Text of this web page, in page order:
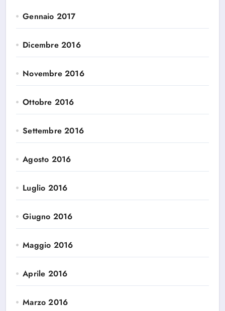
Gennaio 2017
Dicembre 2016
Novembre 2016
Ottobre 2016
Settembre 2016
Agosto 2016
Luglio 2016
Giugno 2016
Maggio 2016
Aprile 2016
Marzo 2016